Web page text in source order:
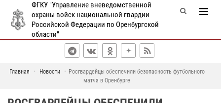
ФГКУ "Управление вневедомственной
охраны войск национальной гвардии
Российской Федерации по Оренбургской
области"
Главная Новости
Росгвардейцы обеспечили безопасность футбольного
матча в Оренбурге